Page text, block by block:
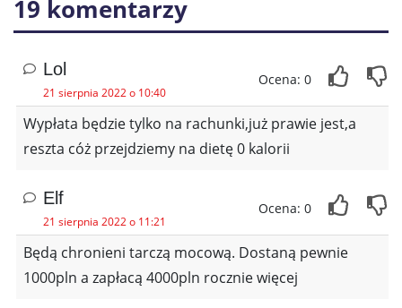
19 komentarzy
Lol
21 sierpnia 2022 o 10:40
Ocena: 0
Wypłata będzie tylko na rachunki,już prawie jest,a
reszta cóż przejdziemy na dietę 0 kalorii
Elf
21 sierpnia 2022 o 11:21
Ocena: 0
Będą chronieni tarczą mocową. Dostaną pewnie
1000pln a zapłacą 4000pln rocznie więcej